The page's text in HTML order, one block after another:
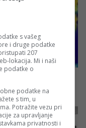
s vašeg
i druge podatke
207
lokacija. Mi i naši
podatke o
podatke na
s tim, u
Potražite vezu pri
za upravljanje
privatnosti i